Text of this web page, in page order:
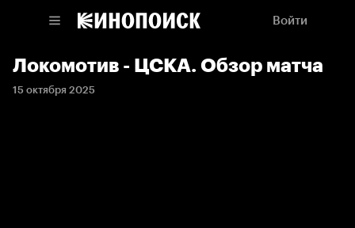
Войти
Локомотив - ЦСКА. Обзор матча
15 октября 2025